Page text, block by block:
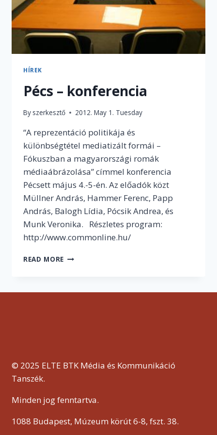
HÍREK
Pécs – konferencia
By szerkesztő 2012. May 1. Tuesday
“A reprezentáció politikája és
különbségtétel mediatizált formái –
Fókuszban a magyarországi romák
médiaábrázolása” címmel konferencia
Pécsett május 4.-5-én. Az előadók közt
Müllner András, Hammer Ferenc, Papp
András, Balogh Lídia, Pócsik Andrea, és
Munk Veronika. Részletes program:
http://www.commonline.hu/
READ MORE PÉCS
© 2025 ELTE BTK Média és Kommunikáció
Tanszék.
Minden jog fenntartva.
1088 Budapest, Múzeum körút 6-8, fszt. 38.